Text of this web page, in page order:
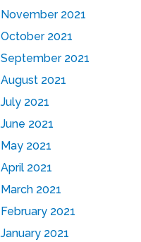
November 2021
October 2021
September 2021
August 2021
July 2021
June 2021
May 2021
April 2021
March 2021
February 2021
January 2021